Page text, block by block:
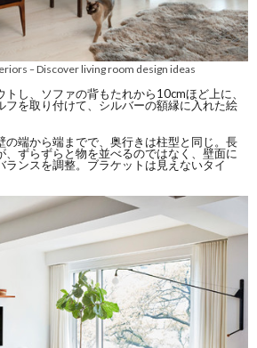
–Discover living room design ideas
し、ソファの背もたれから10cmほど上に、
フを取り付けて、シルバーの額縁に入れた絵
の端から端までで、奥行きは柱型と同じ。長
、ずらずらと物を並べるのではなく、壁面に
ランスを調整。ブラケットは見えないタイ